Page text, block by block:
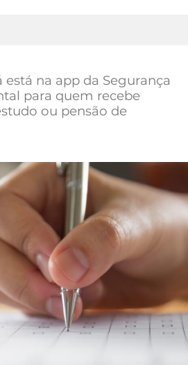
está na app da Segurança
para quem recebe
ou pensão de